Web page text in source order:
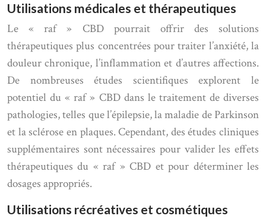
Utilisations médicales et thérapeutiques
Le « raf » CBD pourrait offrir des solutions
thérapeutiques plus concentrées pour traiter l’anxiété, la
douleur chronique, l’inflammation et d’autres affections.
De nombreuses études scientifiques explorent le
potentiel du « raf » CBD dans le traitement de diverses
pathologies, telles que l’épilepsie, la maladie de Parkinson
et la sclérose en plaques. Cependant, des études cliniques
supplémentaires sont nécessaires pour valider les effets
thérapeutiques du « raf » CBD et pour déterminer les
dosages appropriés.
Utilisations récréatives et cosmétiques